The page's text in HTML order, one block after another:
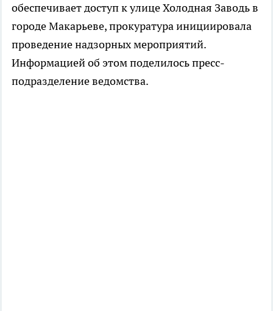
обеспечивает доступ к улице Холодная Заводь в
городе Макарьеве, прокуратура инициировала
проведение надзорных мероприятий.
Информацией об этом поделилось пресс-
подразделение ведомства.